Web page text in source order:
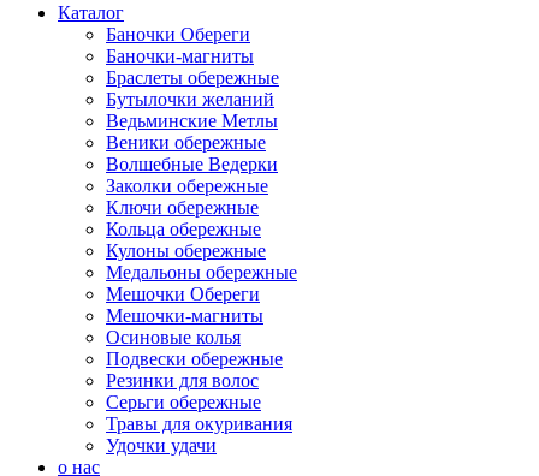
Каталог
Баночки Обереги
Баночки-магниты
Браслеты обережные
Бутылочки желаний
Ведьминские Метлы
Веники обережные
Волшебные Ведерки
Заколки обережные
Ключи обережные
Кольца обережные
Кулоны обережные
Медальоны обережные
Мешочки Обереги
Мешочки-магниты
Осиновые колья
Подвески обережные
Резинки для волос
Серьги обережные
Травы для окуривания
Удочки удачи
о нас